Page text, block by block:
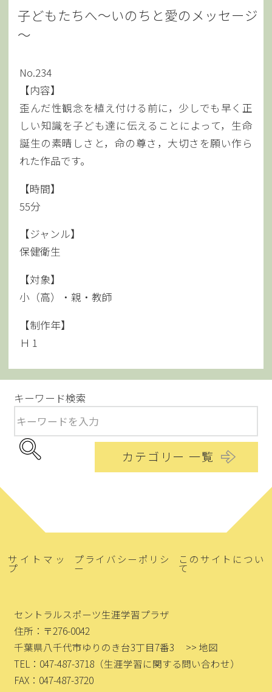
子どもたちへ～いのちと愛のメッセージ
～
No.234
【内容】
歪んだ性観念を植え付ける前に，少しでも早く正
しい知識を子ども達に伝えることによって，生命
誕生の素晴しさと，命の尊さ，大切さを願い作ら
れた作品です。
【時間】
55分
【ジャンル】
保健衛生
【対象】
小（高）・親・教師
【制作年】
Ｈ 1
キーワード検索
カテゴリー 一覧
サイトマッ
プ
プライバシーポリシ
ー
このサイトについ
て
セントラルスポーツ生涯学習プラザ
住所：〒276-0042
千葉県八千代市ゆりのき台3丁目7番3
>> 地図
TEL：047-487-3718 （生涯学習に関する問い合わせ）
FAX：047-487-3720